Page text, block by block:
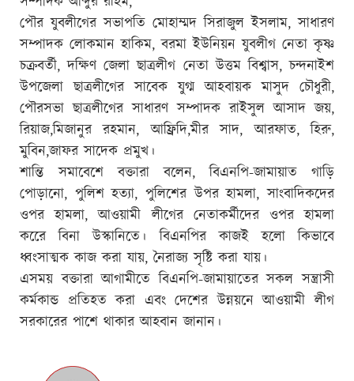
পৌর যুবলীগের সভাপতি মোহাম্মদ সিরাজুল ইসলাম, সাধারণ
সম্পাদক লোকমান হাকিম, বরমা ইউনিয়ন যুবলীগ নেতা কৃষ্ণ
চক্রবর্তী, দক্ষিণ জেলা ছাত্রলীগ নেতা উত্তম বিশ্বাস, চন্দনাইশ
উপজেলা ছাত্রলীগের সাবেক যুগ্ম আহবায়ক মাসুদ চৌধুরী,
পৌরসভা ছাত্রলীগের সাধারণ সম্পাদক রাইসুল আসাদ জয়,
রিয়াজ,মিজানুর রহমান, আফ্রিদি,মীর সাদ, আরফাত, হিরু,
মুবিন,জাফর সাদেক প্রমুখ।
শান্তি সমাবেশে বক্তারা বলেন, বিএনপি-জামায়াত গাড়ি
পোড়ানো, পুলিশ হত্যা, পুলিশের উপর হামলা, সাংবাদিকদের
ওপর হামলা, আওয়ামী লীগের নেতাকর্মীদের ওপর হামলা
করেে বিনা উস্কানিতে। বিএনপির কাজই হলো কিভাবে
ধ্বংসাত্মক কাজ করা যায়, নৈরাজ্য সৃষ্টি করা যায়।
এসময় বক্তারা আগামীতে বিএনপি-জামায়াতের সকল সন্ত্রাসী
কর্মকান্ড প্রতিহত করা এবং দেশের উন্নয়নে আওয়ামী লীগ
সরকারের পাশে থাকার আহবান জানান।